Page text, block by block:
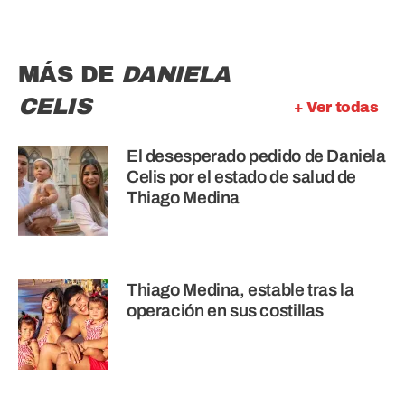
+ Ver todas
MÁS DE DANIELA
CELIS
El desesperado pedido de Daniela
Celis por el estado de salud de
Thiago Medina
Thiago Medina, estable tras la
operación en sus costillas